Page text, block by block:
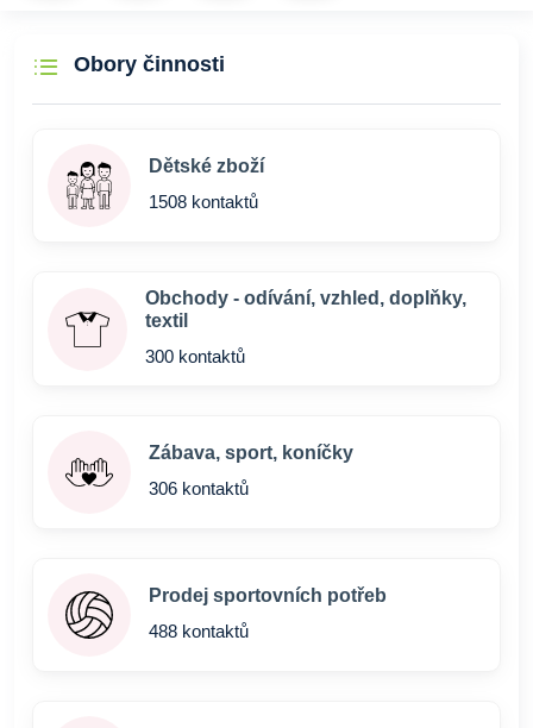
Obory činnosti
Dětské zboží
1508 kontaktů
Obchody - odívání, vzhled, doplňky,
textil
300 kontaktů
Zábava, sport, koníčky
306 kontaktů
Prodej sportovních potřeb
488 kontaktů